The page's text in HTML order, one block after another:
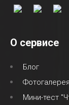
О сервисе
Блог
Фотогалерея
Мини-тест